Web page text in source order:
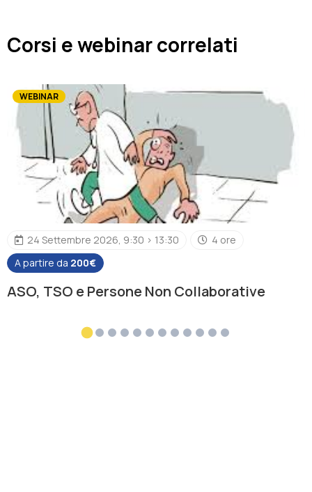
Corsi e webinar correlati
24 Settembre 2026, 9:30 > 13:30
4 ore
A partire da 200€
ASO, TSO e Persone Non Collaborative
WEBINAR